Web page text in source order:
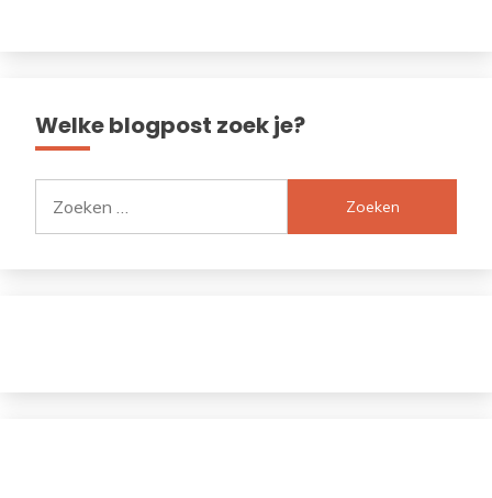
Welke blogpost zoek je?
naar: